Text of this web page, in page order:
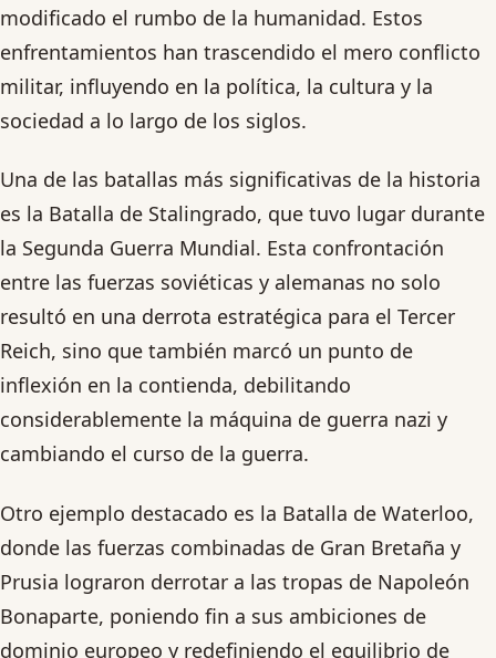
modificado el rumbo de la humanidad. Estos
enfrentamientos han trascendido el mero conflicto
militar, influyendo en la política, la cultura y la
sociedad a lo largo de los siglos.
Una de las batallas más significativas de la historia
es la Batalla de Stalingrado, que tuvo lugar durante
la Segunda Guerra Mundial. Esta confrontación
entre las fuerzas soviéticas y alemanas no solo
resultó en una derrota estratégica para el Tercer
Reich, sino que también marcó un punto de
inflexión en la contienda, debilitando
considerablemente la máquina de guerra nazi y
cambiando el curso de la guerra.
Otro ejemplo destacado es la Batalla de Waterloo,
donde las fuerzas combinadas de Gran Bretaña y
Prusia lograron derrotar a las tropas de Napoleón
Bonaparte, poniendo fin a sus ambiciones de
dominio europeo y redefiniendo el equilibrio de